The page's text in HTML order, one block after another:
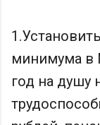
минимума в
год на душу